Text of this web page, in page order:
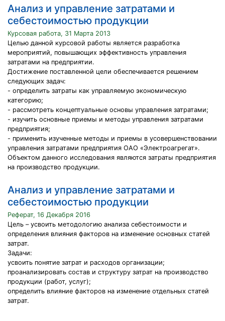
Анализ и управление затратами и
себестоимостью продукции
Курсовая работа, 31 Марта 2013
Целью данной курсовой работы является разработка
мероприятий, повышающих эффективность управления
затратами на предприятии.
Достижение поставленной цели обеспечивается решением
следующих задач:
- определить затраты как управляемую экономическую
категорию;
- рассмотреть концептуальные основы управления затратами;
- изучить основные приемы и методы управления затратами
предприятия;
- применить изученные методы и приемы в усовершенствовании
управления затратами предприятия ОАО «Электроагрегат».
Объектом данного исследования являются затраты предприятия
на производство продукции.
Анализ и управление затратами и
себестоимостью продукции
Реферат, 16 Декабря 2016
Цель – усвоить методологию анализа себестоимости и
определения влияния факторов на изменение основных статей
затрат.
Задачи:
усвоить понятие затрат и расходов организации;
проанализировать состав и структуру затрат на производство
продукции (работ, услуг);
определить влияние факторов на изменение отдельных статей
затрат.